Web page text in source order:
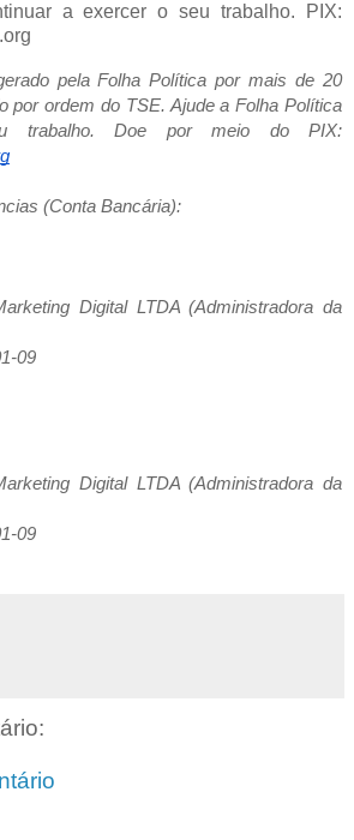
a exercer o seu trabalho. PIX:
pela Folha Política por mais de 20
por ordem do TSE. Ajude a Folha Política
trabalho. Doe por meio do PIX:
(Conta Bancária):
Digital LTDA (Administradora da
09
Digital LTDA (Administradora da
09